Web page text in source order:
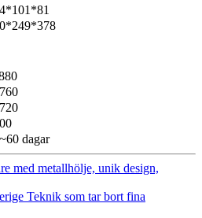
dagar
med metallhölje, unik design,
Teknik som tar bort fina